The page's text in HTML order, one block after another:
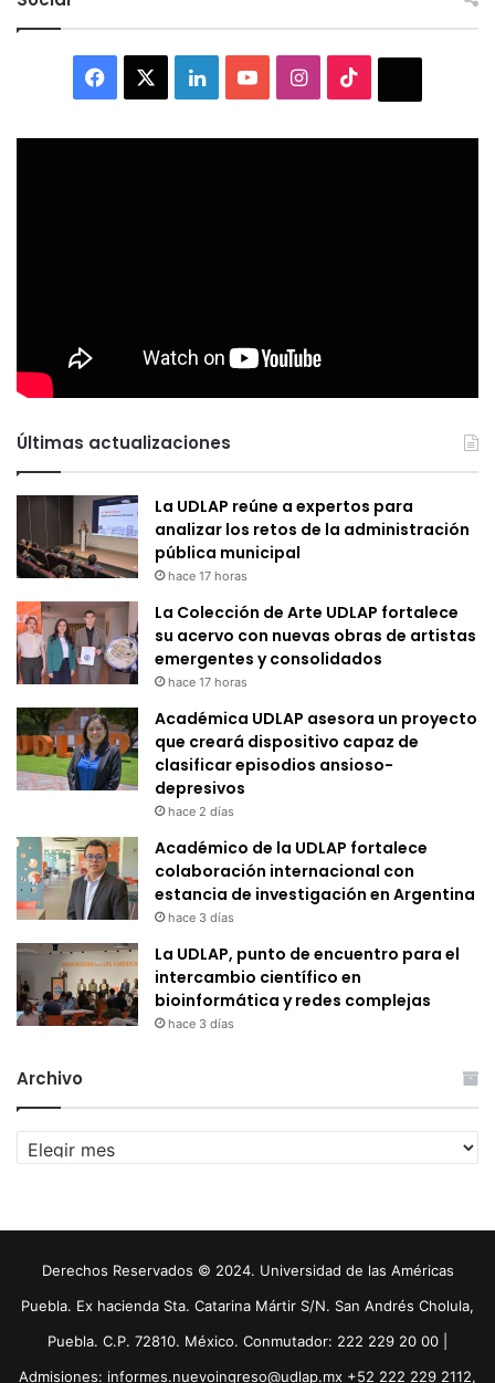
Facebook LinkedInYouTubeInstagram
Últimas actualizaciones
La UDLAP reúne a expertos para
analizar los retos de la administración
pública municipal
hace 17 horas
La Colección de Arte UDLAP fortalece
su acervo con nuevas obras de artistas
emergentes y consolidados
hace 17 horas
Académica UDLAP asesora un proyecto
que creará dispositivo capaz de
clasificar episodios ansioso-
depresivos
hace 2 días
Académico de la UDLAP fortalece
colaboración internacional con
estancia de investigación en Argentina
hace 3 días
La UDLAP, punto de encuentro para el
intercambio científico en
bioinformática y redes complejas
hace 3 días
Archivo
Archivo
Derechos Reservados © 2024. Universidad de las Américas
Puebla. Ex hacienda Sta. Catarina Mártir S/N. San Andrés Cholula,
Puebla. C.P. 72810. México. Conmutador: 222 229 20 00 |
Admisiones: informes.nuevoingreso@udlap.mx +52 222 229 2112,